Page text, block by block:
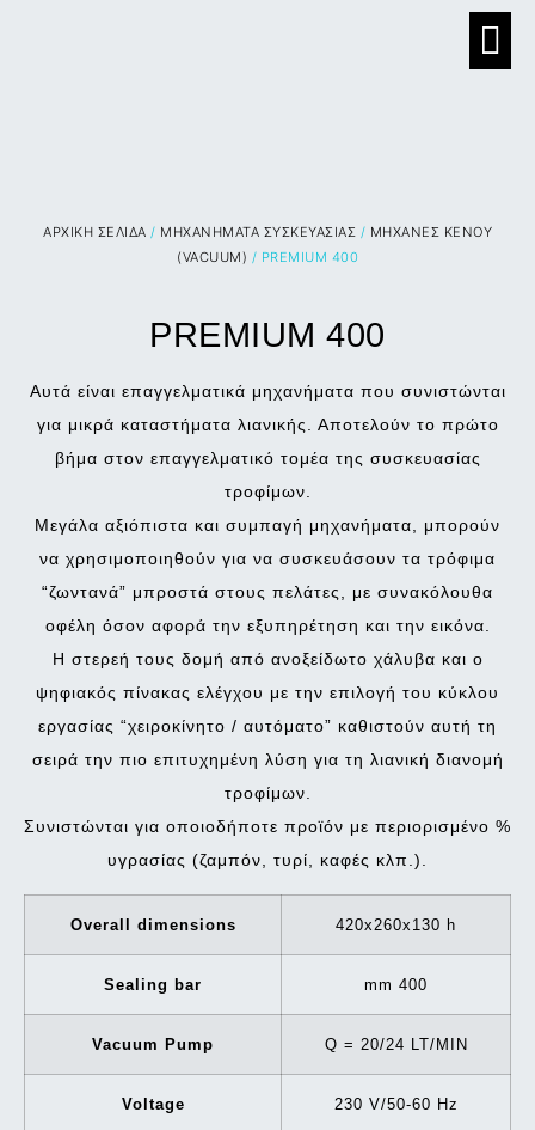
ΑΡΧΙΚΉ ΣΕΛΊΔΑ / ΜΗΧΑΝΗΜΑΤΑ ΣΥΣΚΕΥΑΣΙΑΣ / ΜΗΧΑΝΕΣ ΚΕΝΟΥ
(VACUUM) / PREMIUM 400
PREMIUM 400
Αυτά είναι επαγγελματικά μηχανήματα που συνιστώνται
για μικρά καταστήματα λιανικής. Αποτελούν το πρώτο
βήμα στον επαγγελματικό τομέα της συσκευασίας
τροφίμων.
Μεγάλα αξιόπιστα και συμπαγή μηχανήματα, μπορούν
να χρησιμοποιηθούν για να συσκευάσουν τα τρόφιμα
“ζωντανά” μπροστά στους πελάτες, με συνακόλουθα
οφέλη όσον αφορά την εξυπηρέτηση και την εικόνα.
Η στερεή τους δομή από ανοξείδωτο χάλυβα και ο
ψηφιακός πίνακας ελέγχου με την επιλογή του κύκλου
εργασίας “χειροκίνητο / αυτόματο” καθιστούν αυτή τη
σειρά την πιο επιτυχημένη λύση για τη λιανική διανομή
τροφίμων.
Συνιστώνται για οποιοδήποτε προϊόν με περιορισμένο %
υγρασίας (ζαμπόν, τυρί, καφές κλπ.).
Overall dimensions 420x260x130 h
Sealing bar mm 400
Vacuum Pump Q = 20/24 LT/MIN
Voltage 230 V/50-60 Hz